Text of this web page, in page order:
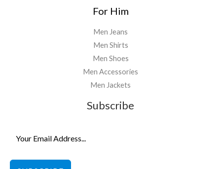
For Him
Men Jeans
Men Shirts
Men Shoes
Men Accessories
Men Jackets
Subscribe